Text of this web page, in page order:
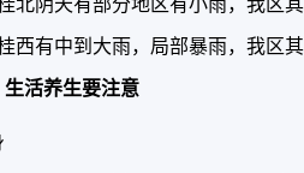
北阴天有部分地区有小雨，我区
西有中到大雨，局部暴雨，我区
活养生要注意